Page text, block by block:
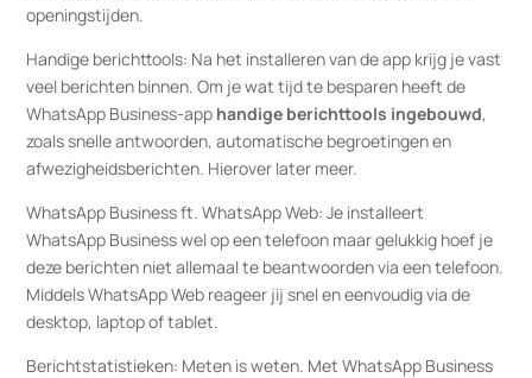
openingstijden.
Handige berichttools: Na het installeren van de app krijg je vast
veel berichten binnen. Om je wat tijd te besparen heeft de
WhatsApp Business-app handige berichttools ingebouwd,
zoals snelle antwoorden, automatische begroetingen en
afwezigheidsberichten. Hierover later meer.
WhatsApp Business ft. WhatsApp Web: Je installeert
WhatsApp Business wel op een telefoon maar gelukkig hoef je
deze berichten niet allemaal te beantwoorden via een telefoon.
Middels WhatsApp Web reageer jij snel en eenvoudig via de
desktop, laptop of tablet.
Berichtstatistieken: Meten is weten. Met WhatsApp Business